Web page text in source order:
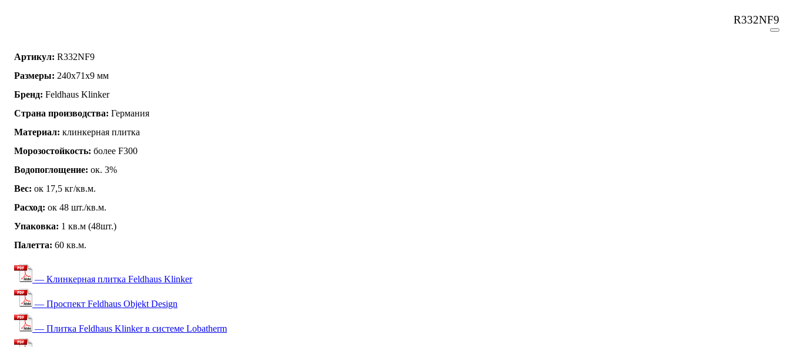
R332NF9
Артикул: R332NF9
Размеры: 240x71x9 мм
Бренд: Feldhaus Klinker
Страна производства: Германия
Материал: клинкерная плитка
Морозостойкость: более F300
Водопоглощение: ок. 3%
Вес: ок 17,5 кг/кв.м.
Расход: ок 48 шт./кв.м.
Упаковка: 1 кв.м (48шт.)
Палетта: 60 кв.м.
— Клинкерная плитка Feldhaus Klinker
— Проспект Feldhaus Objekt Design
— Плитка Feldhaus Klinker в системе Lobatherm